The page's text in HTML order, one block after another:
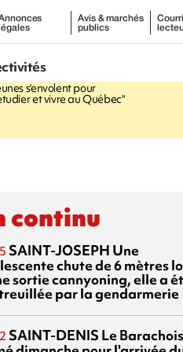
légales
Avis & marchés
publics
RÉUNION
s'envolent pour
et vivre au Québec"
continu
SAINT-JOSEPH Une
chute de 6 mètres
sortie cannyoning, elle a
par la gendarmerie
SAINT-DENIS Le Barachois